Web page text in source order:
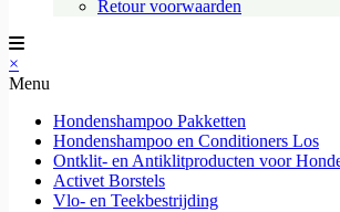
Retour voorwaarden
×
Menu
Hondenshampoo Pakketten
Hondenshampoo en Conditioners Los
Ontklit- en Antiklitproducten voor
Activet Borstels
Vlo- en Teekbestrijding